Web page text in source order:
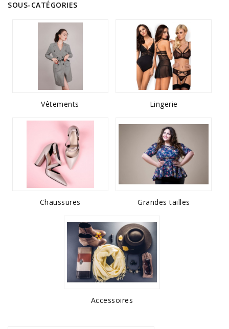
SOUS-CATÉGORIES
Vêtements Lingerie
Chaussures Grandes tailles
Accessoires